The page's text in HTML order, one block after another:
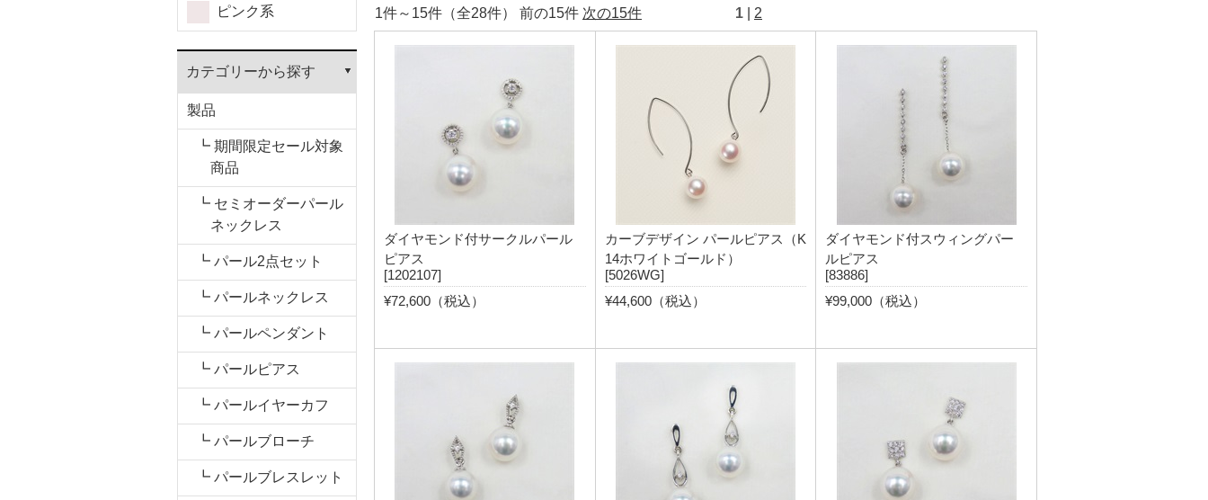
ピンク系
カテゴリーから探す
製品
┗ 期間限定セール対象
商品
┗ セミオーダーパール
ネックレス
┗ パール2点セット
┗ パールネックレス
┗ パールペンダント
┗ パールピアス
┗ パールイヤーカフ
┗ パールブローチ
┗ パールブレスレット
1件～15件（全28件） 前の15件 次の15件 1 2
ダイヤモンド付サークルパール
ピアス
[1202107]
¥72,600（税込）
カーブデザイン パールピアス（K
14ホワイトゴールド）
[5026WG]
¥44,600（税込）
ダイヤモンド付スウィングパー
ルピアス
[83886]
¥99,000（税込）